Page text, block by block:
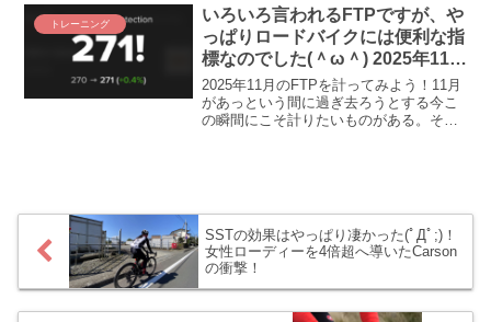
体系であります。そんな「ポラライズド
トレーニング（POL）」を思い出させて
くれるアップデートが、僕らの
intervals.icuにあったのです。
「Polarization Index（PI）」って何だろ
う？
トレーニング
いろいろ言われるFTPですが、や
っぱりロードバイクには便利な指
標なのでした(＾ω＾) 2025年11月
のFTP計測
2025年11月のFTPを計ってみよう！11月
があっという間に過ぎ去ろうとする今こ
の瞬間にこそ計りたいものがある。それ
SSTの効果はやっぱり凄かった(ﾟДﾟ;)！
女性ローディーを4倍超へ導いたCarson
の衝撃！